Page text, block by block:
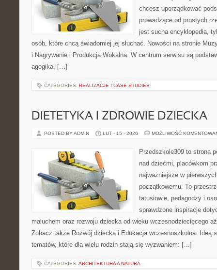
chcesz uporządkować
prowadzące od prostych
jest sucha encyklopedia,
osób, które chcą świadomiej jej słuchać. Nowości na stronie
i Nagrywanie i Produkcja Wokalna. W centrum serwisu są
agogika, […]
CATEGORIES: REALIZACJE I CASE STUDIES
DIETETYKA I ZDROWIE DZIECKA
POSTED BY ADMIN LUT - 15 - 2026 MOŻLIWOŚĆ
Przedszkole309 to strona
nad dziećmi, placówkom
najważniejsze w
początkowemu. To
tatusiowie, pedagodzy i
sprawdzone inspiracje
maluchem oraz rozwoju dziecka od wieku wczesnodziecięcego
Zobacz także Rozwój dziecka i Edukacja wczesnoszkolna. Ideą
tematów, które dla wielu rodzin stają się wyzwaniem: […]
CATEGORIES: ARCHITEKTURA A NATURA